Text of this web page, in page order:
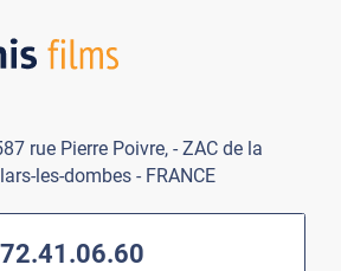
rue Pierre Poivre, - ZAC de la
les-dombes - FRANCE